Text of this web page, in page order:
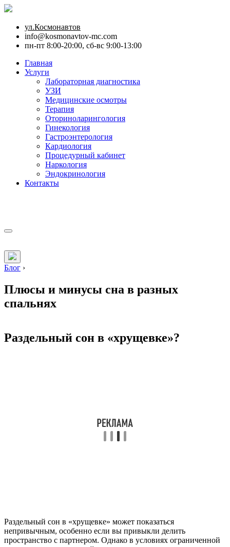
ул.Космонавтов
info@kosmonavtov-mc.com
пн-пт 8:00-20:00, сб-вс 9:00-13:00
Главная
Услуги
Лабораторная диагностика
УЗИ
Медицинские осмотры
Терапия
Оториноларингология
Гинекология
Гастроэнтерология
Кардиология
Процедурный кабинет
Наркология
Эндокринология
Контакты
Блог ›
Плюсы и минусы сна в разных
спальнях
Раздельный сон в «хрущевке»?
Раздельный сон в «хрущевке» может показаться
непривычным, особенно если вы привыкли делить
пространство с партнером. Однако в условиях ограниченной